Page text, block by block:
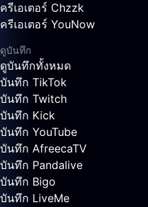
ครีเอเตอร์ Chzzk
ครีเอเตอร์ YouNow
ดูบันทึก
ดูบันทึกทั้งหมด
บันทึก TikTok
บันทึก Twitch
บันทึก Kick
บันทึก YouTube
บันทึก AfreecaTV
บันทึก Pandalive
บันทึก Bigo
บันทึก LiveMe